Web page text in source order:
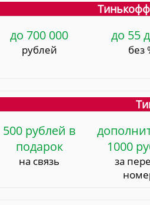
Тинькофф
до 700 000
рублей
до 55
без
500 рублей в
подарок
на связь
1000
за